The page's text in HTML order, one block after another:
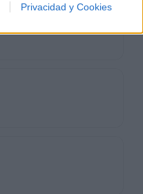
Privacidad y Cookies